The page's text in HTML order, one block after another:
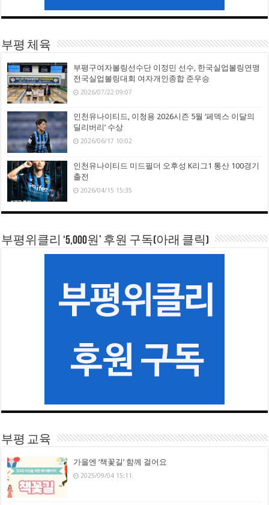
부평 체육
부평구여자볼링선수단 이정민 선수, 한국실업볼링연맹
전국실업볼링대회 여자개인종합 준우승
2026/07/22 09:07
인천유나이티드, 이청용 2026시즌 5월 ‘페덱스 이달의
딜리버리’ 수상
2026/06/17 10:02
인천유나이티드 미드필더 오후성 K리그1 통산 100경기
출전
2026/04/15 15:35
부평위클리 ‘5,000원’ 후원 구독(아래 클릭)
부평 교육
가을엔 ‘책꽃길’ 함께 걸어요
2025/09/04 15:11